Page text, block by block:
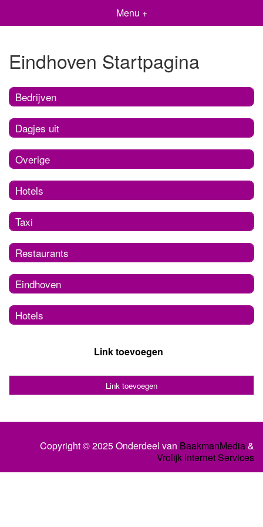
Menu +
Eindhoven Startpagina
Bedrijven
Dagjes uit
Overige
Hotels
Taxi
Restaurants
Eindhoven
Hotels
Link toevoegen
Link toevoegen
Copyright © 2025 Onderdeel van BaakmanMedia&
Vrolijk Internet Services